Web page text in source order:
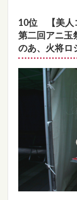
10位 【美人
第二回アニ玉
のあ、火将ロ